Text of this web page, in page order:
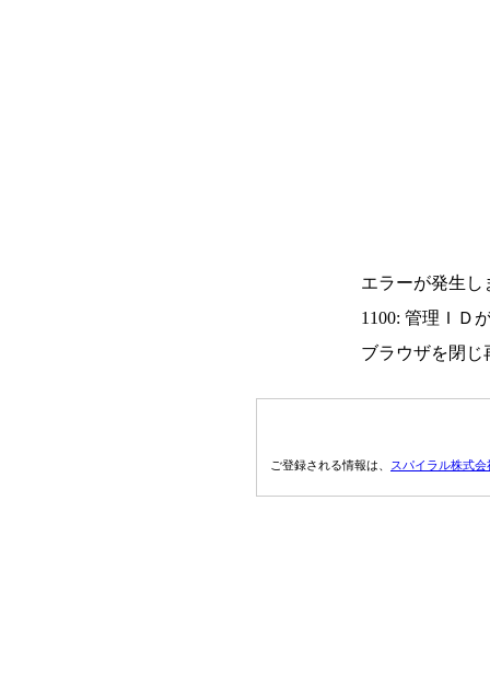
エラーが発生し
1100: 管理ＩＤ
ブラウザを閉じ
ご登録される情報は、 スパイラル株式会